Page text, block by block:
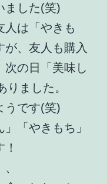
ました(笑)
人は「やきも
が、友人も購入
次の日「美味し
ました。
うです(笑)
「やきもち」